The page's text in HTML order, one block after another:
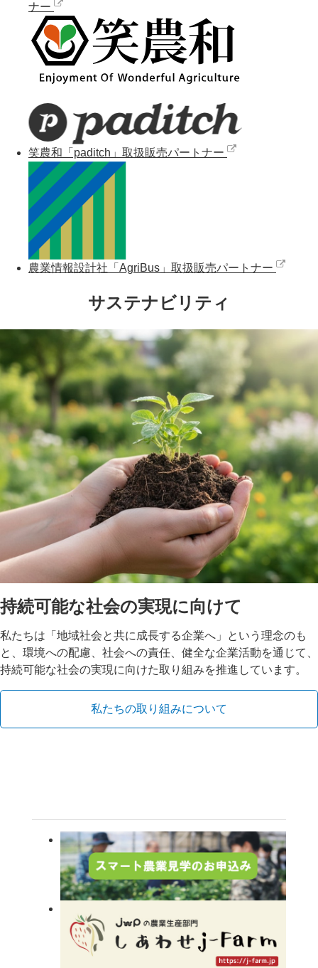
ナー
笑農和「paditch」取扱販売パートナー
農業情報設計社「AgriBus」取扱販売パートナー
サステナビリティ
持続可能な社会の実現に向けて
私たちは「地域社会と共に成長する企業へ」という理念のも
と、環境への配慮、社会への責任、健全な企業活動を通じて、
持続可能な社会の実現に向けた取り組みを推進しています。
私たちの取り組みについて